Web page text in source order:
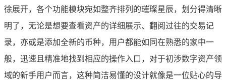
徐展开，各个功能模块宛如整齐排列的璀璨星辰，划分得清晰
明了，无论是想要查看资产的详细展示、翻阅过往的交易记
录，亦或是添加全新的币种，用户都能如同在熟悉的家中一
般，迅速且精准地找到相应的操作入口，对于初涉数字资产领
域的新手用户而言，这种简洁易懂的设计就像是一位贴心的导